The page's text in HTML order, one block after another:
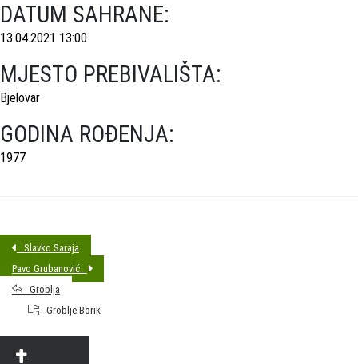
DATUM SAHRANE:
13.04.2021 13:00
MJESTO PREBIVALIŠTA:
Bjelovar
GODINA ROĐENJA:
1977
Slavko Saraja
Pavo Grubanović
Groblja
Groblje Borik